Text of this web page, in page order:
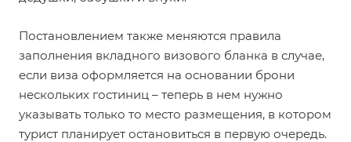
Постановлением также меняются правила
заполнения вкладного визового бланка в случае,
если виза оформляется на основании брони
нескольких гостиниц – теперь в нем нужно
указывать только то место размещения, в котором
турист планирует остановиться в первую очередь.